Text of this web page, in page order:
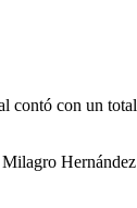
con un